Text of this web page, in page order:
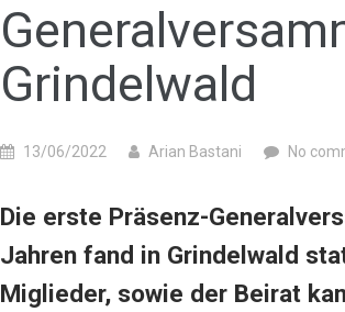
Grindelwald
13/06/2022 Arian Bastani No
Die erste Präsenz-
Jahren fand in Grindelwald
Miglieder, sowie der Beirat